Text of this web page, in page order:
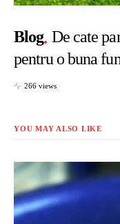
Blog De cate
pentru o buna
266 views
YOU MAY ALSO LIKE